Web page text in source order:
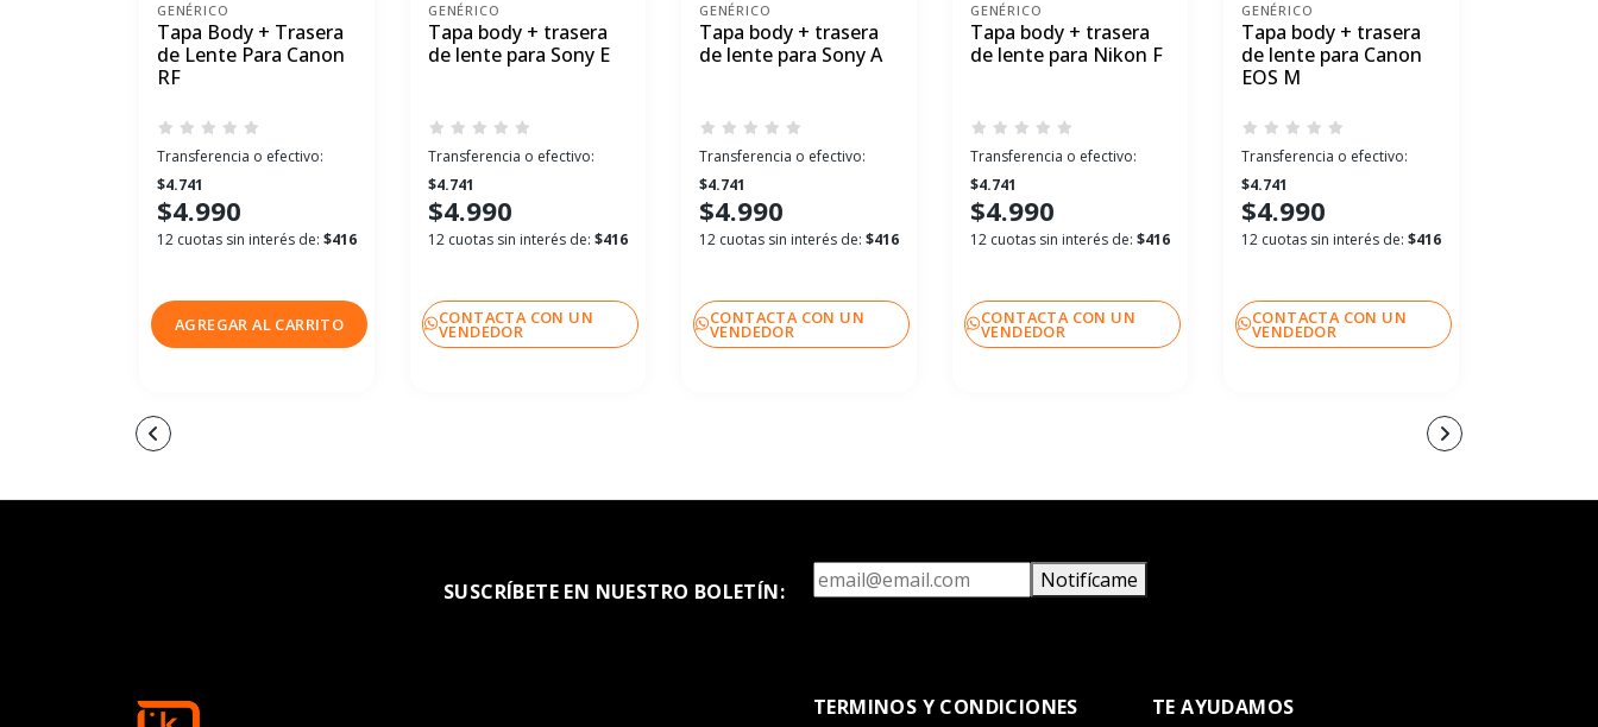
GENÉRICO
Tapa Body + Trasera
de Lente Para Canon
RF
Transferencia o efectivo:
$4.741
$4.990
12 cuotas sin interés de: $416
AGREGAR AL CARRITO
GENÉRICO
Tapa body + trasera
de lente para Sony E
Transferencia o efectivo:
$4.741
$4.990
12 cuotas sin interés de: $416
CONTACTA CON UN
VENDEDOR
GENÉRICO
Tapa body + trasera
de lente para Sony A
Transferencia o efectivo:
$4.741
$4.990
12 cuotas sin interés de: $416
CONTACTA CON UN
VENDEDOR
GENÉRICO
Tapa body + trasera
de lente para Nikon F
Transferencia o efectivo:
$4.741
$4.990
12 cuotas sin interés de: $416
CONTACTA CON UN
VENDEDOR
GENÉRICO
Tapa body + trasera
de lente para Canon
EOS M
Transferencia o efectivo:
$4.741
$4.990
12 cuotas sin interés de: $416
CONTACTA CON UN
VENDEDOR
SUSCRÍBETE EN NUESTRO BOLETÍN: Notifícame
TERMINOS Y CONDICIONES TE AYUDAMOS